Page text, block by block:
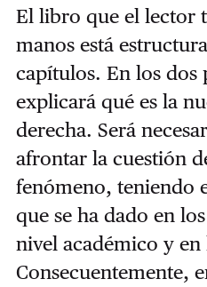
El libro que el lector
manos está
capítulos. En los dos
explicará qué es la
derecha. Será
afrontar la cuestión
fenómeno, teniendo
que se ha dado en
nivel académico y
Consecuentemente,